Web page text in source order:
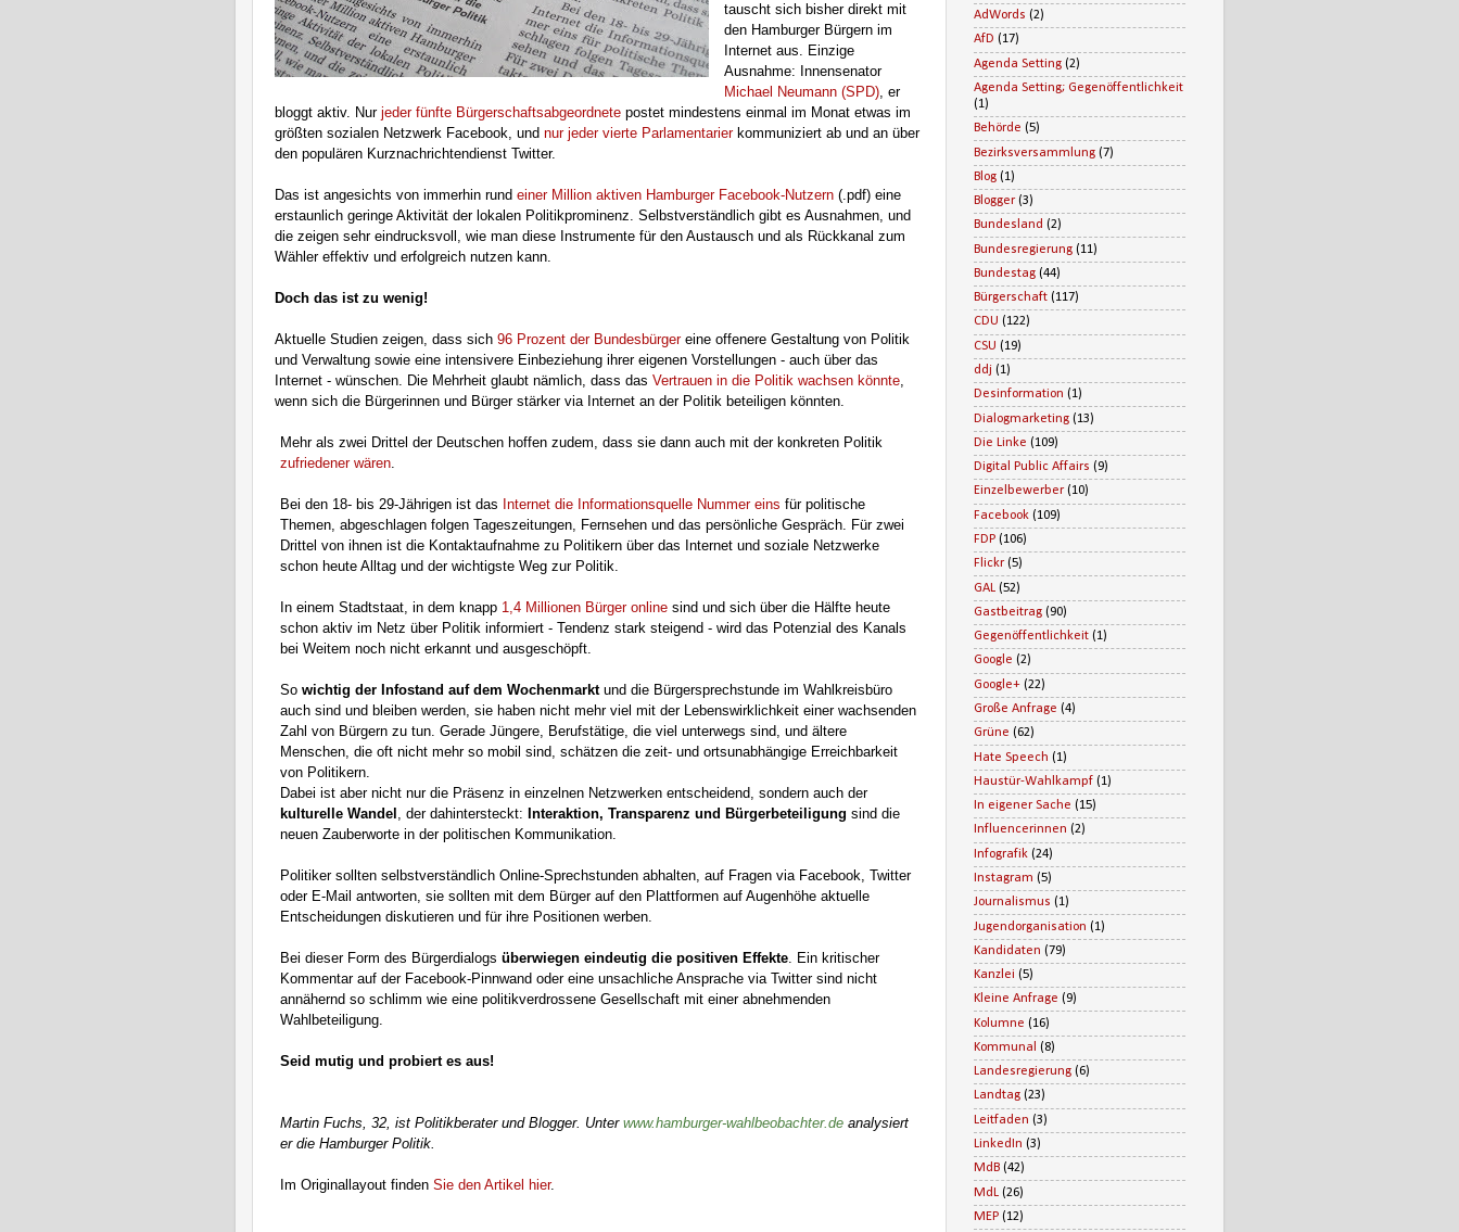
tauscht sich bisher direkt mit
den Hamburger Bürgern im
Internet aus. Einzige
Ausnahme: Innensenator
Michael Neumann (SPD), er
bloggt aktiv. Nur jeder fünfte Bürgerschaftsabgeordnete postet mindestens einmal im Monat etwas im
größten sozialen Netzwerk Facebook, und nur jeder vierte Parlamentarierkommuniziert ab und an über
den populären Kurznachrichtendienst Twitter.
Das ist angesichts von immerhin rund einer Million aktiven Hamburger Facebook-Nutzern (.pdf) eine
erstaunlich geringe Aktivität der lokalen Politikprominenz. Selbstverständlich gibt es Ausnahmen, und
die zeigen sehr eindrucksvoll, wie man diese Instrumente für den Austausch und als Rückkanal zum
Wähler effektiv und erfolgreich nutzen kann.
Doch das ist zu wenig!
Aktuelle Studien zeigen, dass sich 96 Prozent der Bundesbürger eine offenere Gestaltung von Politik
und Verwaltung sowie eine intensivere Einbeziehung ihrer eigenen Vorstellungen - auch über das
Internet - wünschen. Die Mehrheit glaubt nämlich, dass das Vertrauen in die Politik wachsen könnte,
wenn sich die Bürgerinnen und Bürger stärker via Internet an der Politik beteiligen könnten.
Mehr als zwei Drittel der Deutschen hoffen zudem, dass sie dann auch mit der konkreten Politik
zufriedener wären.
Bei den 18- bis 29-Jährigen ist das Internet die Informationsquelle Nummer eins für politische
Themen, abgeschlagen folgen Tageszeitungen, Fernsehen und das persönliche Gespräch. Für zwei
Drittel von ihnen ist die Kontaktaufnahme zu Politikern über das Internet und soziale Netzwerke
schon heute Alltag und der wichtigste Weg zur Politik.
In einem Stadtstaat, in dem knapp 1,4 Millionen Bürger online sind und sich über die Hälfte heute
schon aktiv im Netz über Politik informiert - Tendenz stark steigend - wird das Potenzial des Kanals
bei Weitem noch nicht erkannt und ausgeschöpft.
So wichtig der Infostand auf dem Wochenmarktund die Bürgersprechstunde im Wahlkreisbüro
auch sind und bleiben werden, sie haben nicht mehr viel mit der Lebenswirklichkeit einer wachsenden
Zahl von Bürgern zu tun. Gerade Jüngere, Berufstätige, die viel unterwegs sind, und ältere
Menschen, die oft nicht mehr so mobil sind, schätzen die zeit- und ortsunabhängige Erreichbarkeit
von Politikern.
Dabei ist aber nicht nur die Präsenz in einzelnen Netzwerken entscheidend, sondern auch der
kulturelle Wandel , der dahintersteckt: Interaktion, Transparenz und Bürgerbeteiligung sind die
neuen Zauberworte in der politischen Kommunikation.
Politiker sollten selbstverständlich Online-Sprechstunden abhalten, auf Fragen via Facebook, Twitter
oder E-Mail antworten, sie sollten mit dem Bürger auf den Plattformen auf Augenhöhe aktuelle
Entscheidungen diskutieren und für ihre Positionen werben.
Bei dieser Form des Bürgerdialogs überwiegen eindeutig die positiven Effekte. Ein kritischer
Kommentar auf der Facebook-Pinnwand oder eine unsachliche Ansprache via Twitter sind nicht
annähernd so schlimm wie eine politikverdrossene Gesellschaft mit einer abnehmenden
Wahlbeteiligung.
Seid mutig und probiert es aus!
Martin Fuchs, 32, ist Politikberater und Blogger. Unter www.hamburger-wahlbeobachter.de analysiert
er die Hamburger Politik.
Im Originallayout finden Sie den Artikel hier.
AdWords (2)
AfD (17)
Agenda Setting (2)
Agenda Setting; Gegenöffentlichkeit
(1)
Behörde (5)
Bezirksversammlung (7)
Blog (1)
Blogger (3)
Bundesland (2)
Bundesregierung (11)
Bundestag (44)
Bürgerschaft (117)
CDU (122)
CSU (19)
ddj (1)
Desinformation (1)
Dialogmarketing (13)
Die Linke (109)
Digital Public Affairs (9)
Einzelbewerber (10)
Facebook (109)
FDP (106)
Flickr (5)
GAL (52)
Gastbeitrag (90)
Gegenöffentlichkeit (1)
Google (2)
Google+ (22)
Große Anfrage (4)
Grüne (62)
Hate Speech (1)
Haustür-Wahlkampf (1)
In eigener Sache (15)
Influencerinnen (2)
Infografik (24)
Instagram (5)
Journalismus (1)
Jugendorganisation (1)
Kandidaten (79)
Kanzlei (5)
Kleine Anfrage (9)
Kolumne (16)
Kommunal (8)
Landesregierung (6)
Landtag (23)
Leitfaden (3)
LinkedIn (3)
MdB (42)
MdL (26)
MEP (12)